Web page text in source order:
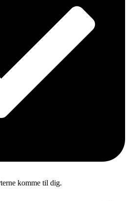
komme til dig.